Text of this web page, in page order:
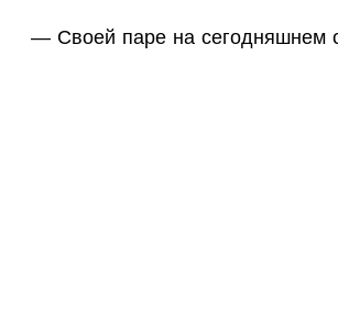
— Своей паре на сегодняшнем